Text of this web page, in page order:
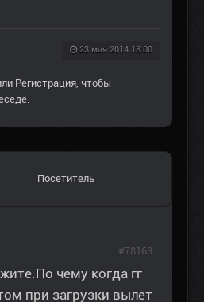
23 мая 2014 18:00
Регистрация, чтобы
Посетитель
чему когда гг
при загрузки вылет
#78163